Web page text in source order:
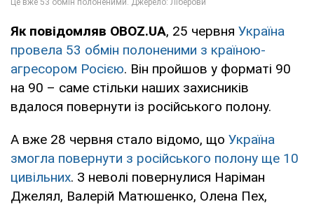
Як повідомляв OBOZ.UA, 25 червня Україна
провела 53 обмін полоненими з країною-
агресором Росією. Він пройшов у форматі 90
на 90 – саме стільки наших захисників
вдалося повернути із російського полону.
А вже 28 червня стало відомо, що Україна
змогла повернути з російського полону ще 10
цивільних. З неволі повернулися Наріман
Джелял, Валерій Матюшенко, Олена Пех,